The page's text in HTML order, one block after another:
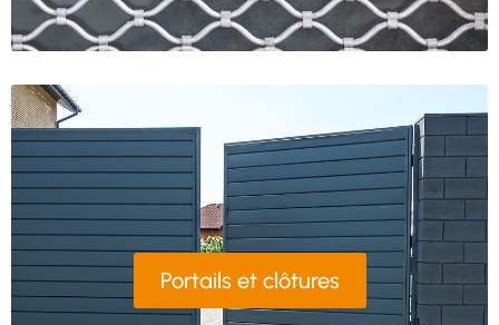
Portails et clôtures